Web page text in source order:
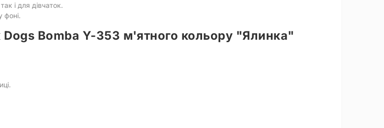
і для дівчаток.
фоні.
Dogs Bomba Y-353 м'ятного кольору "Ялинка"